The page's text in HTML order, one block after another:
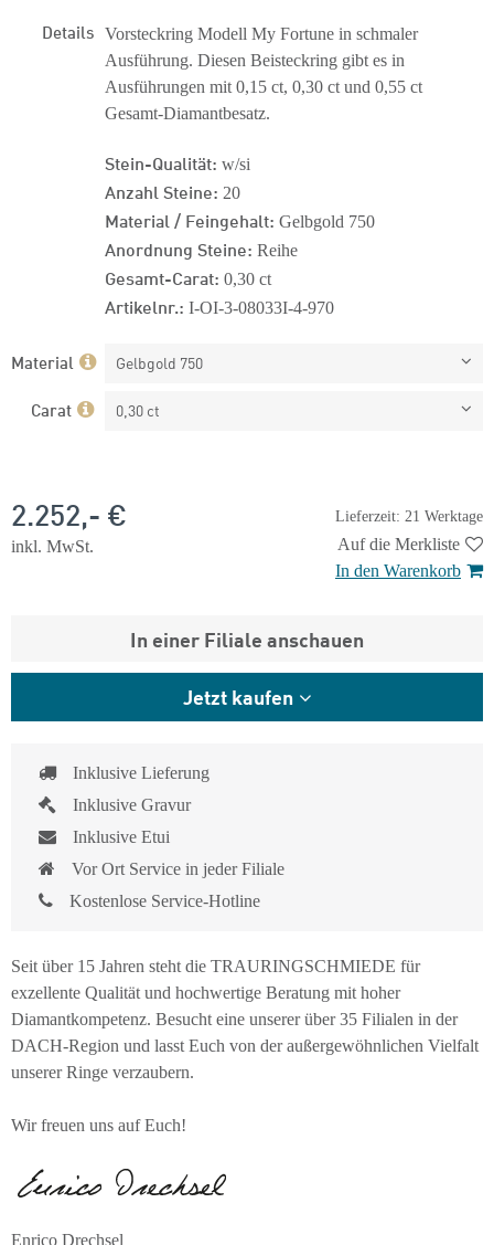
Details Vorsteckring Modell My Fortune in schmaler
Ausführung. Diesen Beisteckring gibt es in
Ausführungen mit 0,15 ct, 0,30 ct und 0,55 ct
Gesamt-Diamantbesatz.
Stein-Qualität: w/si
Anzahl Steine: 20
Material / Feingehalt: Gelbgold 750
Anordnung Steine: Reihe
Gesamt-Carat: 0,30 ct
Artikelnr.: I-OI-3-08033I-4-970
Material Gelbgold 750
Carat 0,30 ct
Lieferzeit: 21 Werktage
2.252,- €
inkl. MwSt.
Auf die Merkliste
In den Warenkorb
In einer Filiale anschauen
Jetzt kaufen
Inklusive Lieferung
Inklusive Gravur
Inklusive Etui
Vor Ort Service in jeder Filiale
Kostenlose Service-Hotline
Seit über 15 Jahren steht die TRAURINGSCHMIEDE für
exzellente Qualität und hochwertige Beratung mit hoher
Diamantkompetenz. Besucht eine unserer über 35 Filialen in der
DACH-Region und lasst Euch von der außergewöhnlichen Vielfalt
unserer Ringe verzaubern.
Wir freuen uns auf Euch!
Enrico Drechsel